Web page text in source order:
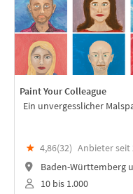
Paint Your Colleague
Ein unvergesslicher
★ 4,86(32) Anbieter seit
Baden-Württemberg
10 bis 1.000